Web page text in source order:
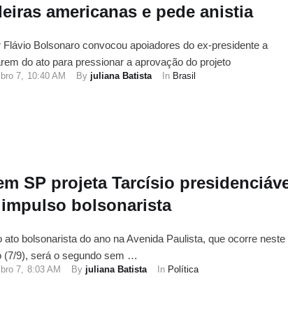
americanas e pede anistia
Flávio Bolsonaro convocou apoiadores do ex-presidente a
do ato para pressionar a aprovação do projeto
7, 10:40 AM By juliana Batista In Brasil
SP projeta Tarcísio
bolsonarista
ato bolsonarista do ano na Avenida Paulista, que ocorre neste
(7/9), será o segundo sem …
7, 8:03 AM By juliana Batista In Política